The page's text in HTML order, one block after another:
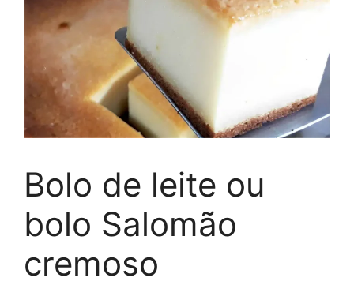
Bolo de leite ou
bolo Salomão
cremoso